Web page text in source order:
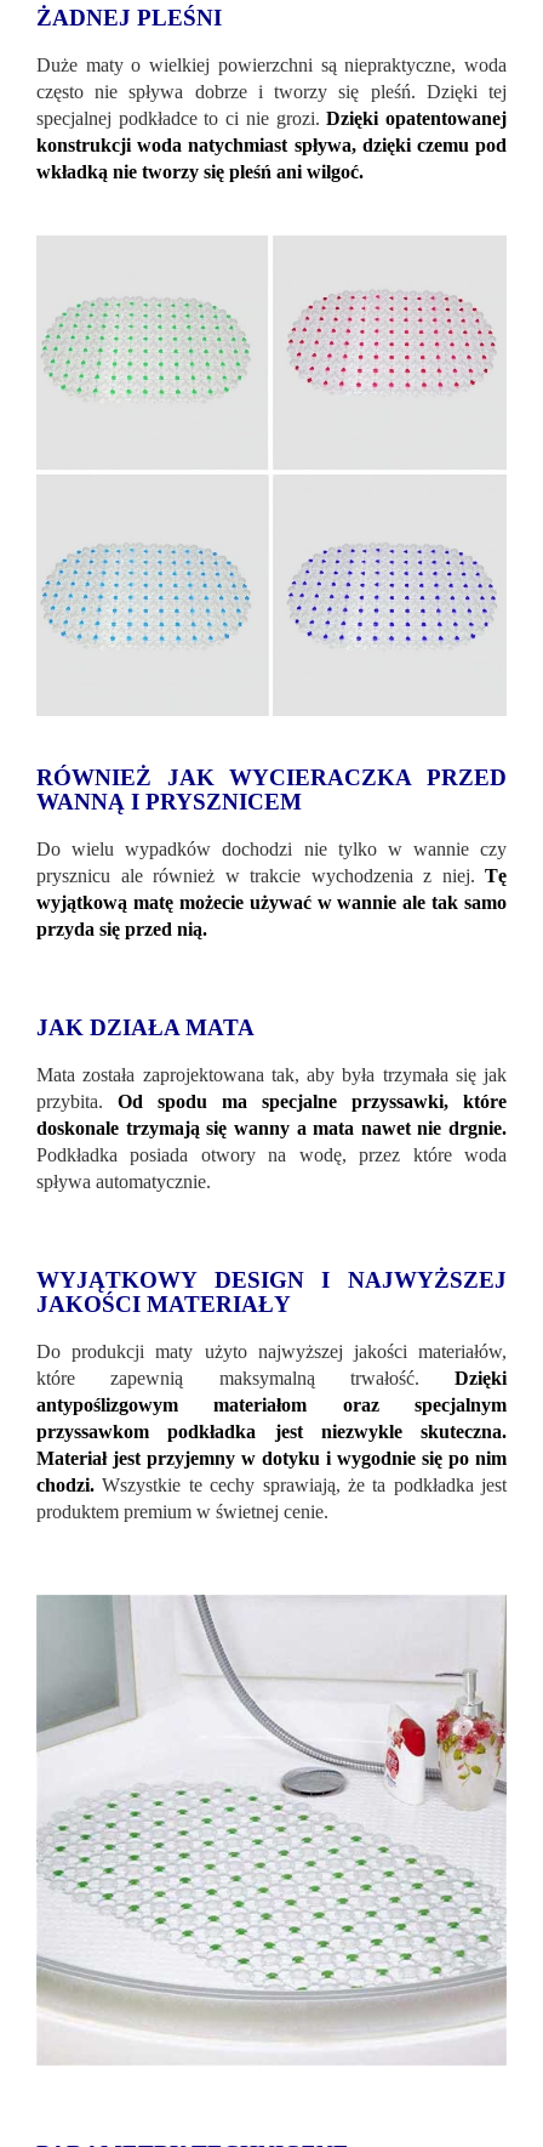
ŻADNEJ PLEŚNI
Duże maty o wielkiej powierzchni są niepraktyczne, woda
często nie spływa dobrze i tworzy się pleśń. Dzięki tej
specjalnej podkładce to ci nie grozi. Dzięki opatentowanej
konstrukcji woda natychmiast spływa, dzięki czemu pod
wkładką nie tworzy się pleśń ani wilgoć.
RÓWNIEŻ JAK WYCIERACZKA PRZED
WANNĄ I PRYSZNICEM
Do wielu wypadków dochodzi nie tylko w wannie czy
prysznicu ale również w trakcie wychodzenia z niej. Tę
wyjątkową matę możecie używać w wannie ale tak samo
przyda się przed nią.
JAK DZIAŁA MATA
Mata została zaprojektowana tak, aby była trzymała się jak
przybita. Od spodu ma specjalne przyssawki, które
doskonale trzymają się wanny a mata nawet nie drgnie.
Podkładka posiada otwory na wodę, przez które woda
spływa automatycznie.
WYJĄTKOWY DESIGN I NAJWYŻSZEJ
JAKOŚCI MATERIAŁY
Do produkcji maty użyto najwyższej jakości materiałów,
które zapewnią maksymalną trwałość. Dzięki
antypoślizgowym materiałom oraz specjalnym
przyssawkom podkładka jest niezwykle skuteczna.
Materiał jest przyjemny w dotyku i wygodnie się po nim
chodzi.Wszystkie te cechy sprawiają, że ta podkładka jest
produktem premium w świetnej cenie.